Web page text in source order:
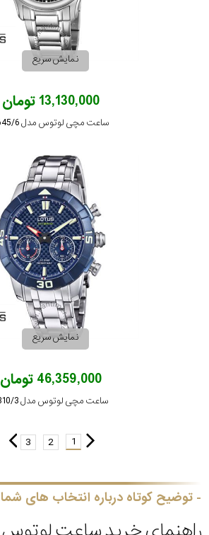
نمایش سریع
13,130,000 تومان
ساعت مچی لوتوس مدل L18645/6
نمایش سریع
46,359,000 تومان
ساعت مچی لوتوس مدل L18810/3
1
2
3
توضیح کوتاه درباره انتخاب های شما